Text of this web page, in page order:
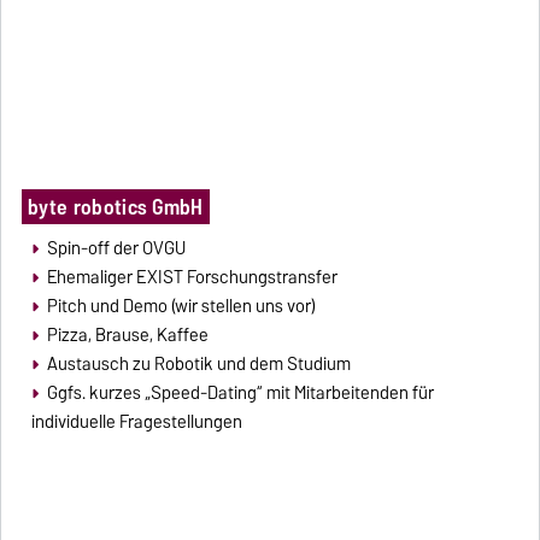
byte robotics GmbH
Spin-off der OVGU
Ehemaliger EXIST Forschungstransfer
Pitch und Demo (wir stellen uns vor)
Pizza, Brause, Kaffee
Austausch zu Robotik und dem Studium
Ggfs. kurzes „Speed-Dating“ mit Mitarbeitenden für
individuelle Fragestellungen